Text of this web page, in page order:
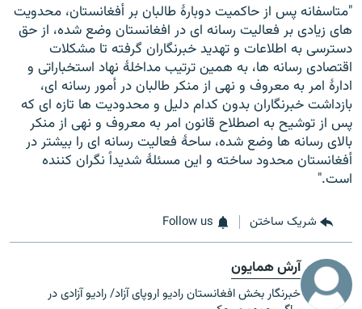
"متاسفانه پس از حاکمیت دوبارۀ طالبان بر أفغانستان، محدویت
های زیادی بر فعالیت رسانه ای در افغانستان وضع شده، از حق
دسترسی به اطلاعات و تهدید خبرنگاران گرفته تا مشکلات
اقتصادی رسانه ها، به همین ترتیب مداخلۀ نهاد استخباراتی و
ادارۀ امر به معروف و نهی از منکر طالبان در أمور رسانه ای،
بازداشت خبرنگاران بدون کدام دلیل و محدودیت ها تازه ای که
پس از توشیح به اصطلاح قانون امر به معروف و نهی از منکر
بالای رسانه ها وضع شده، ساحۀ فعالیت رسانه ای را بیشتر در
أفغانستان محدود ساخته و این مسئلۀ شدیداً نگران کننده
است."
شریک ساختن Follow us
آرش همایون
خبرنگار بخش افغانستان رادیو اروپای آزاد/ رادیو آزادی در